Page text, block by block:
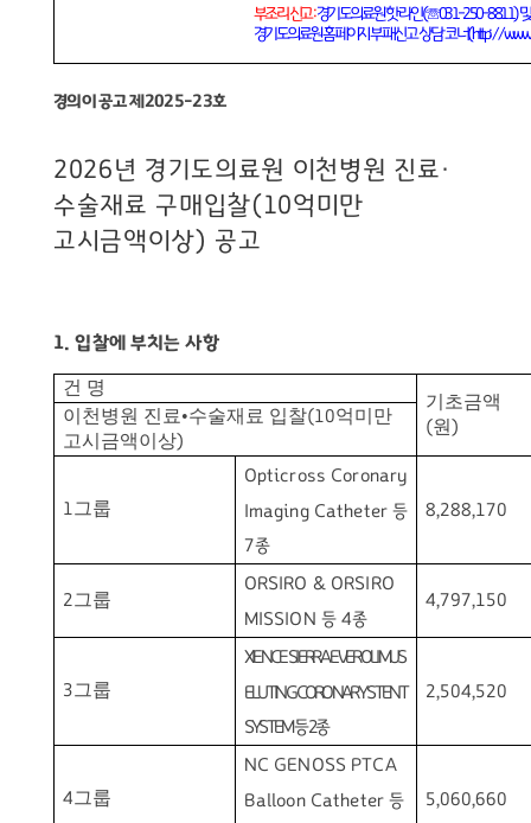
부조리 신고:경기도의료원 핫라인(☏031-250-8811)
경기도의료원 홈페이지 부패신고 상담 코너(http://
경의이 공고 제 2025-23호
2026년 경기도의료원 이천병원 진료·
수술재료 구매입찰(10억미만
고시금액이상) 공고
1.입찰에 부치는 사항
건 명
기초금액
(원 )
이천병원 진료•수술재료 입찰(10억미만
고시금액이상)
1 그룹
Opticross Coronary
Imaging Catheter등
7종
8,288,170
2그룹
ORSIRO & ORSIRO
MISSION 등4종
4,797,150
3그룹
XIENCE SIERRA EVEROLIMUS
ELUTING CORONARY STENT
SYSTEM등2종
2,504,520
4그룹
NC GENOSS PTCA
Balloon Catheter등
5,060,660